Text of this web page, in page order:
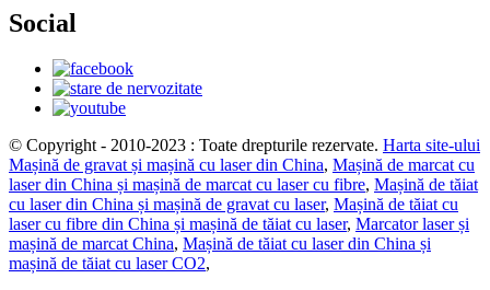
Social
© Copyright - 2010-2023 : Toate drepturile rezervate. Harta site-ului
Mașină de gravat și mașină cu laser din China, Mașină de marcat cu
laser din China și mașină de marcat cu laser cu fibre, Mașină de tăiat
cu laser din China și mașină de gravat cu laser, Mașină de tăiat cu
laser cu fibre din China și mașină de tăiat cu laser, Marcator laser și
mașină de marcat China, Mașină de tăiat cu laser din China și
mașină de tăiat cu laser CO2,